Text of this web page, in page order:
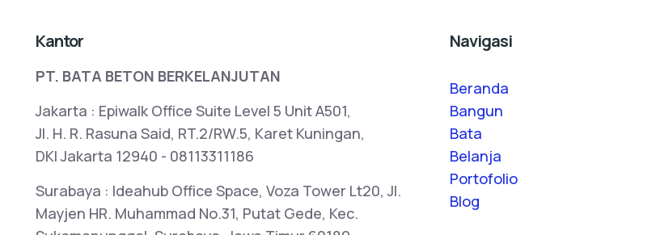
Kantor
PT. BATA BETON BERKELANJUTAN
Jakarta : Epiwalk Office Suite Level 5 Unit A501,
Jl. H. R. Rasuna Said, RT.2/RW.5, Karet Kuningan,
DKI Jakarta 12940 - 08113311186
Surabaya : Ideahub Office Space, Voza Tower Lt20, Jl.
Mayjen HR. Muhammad No.31, Putat Gede, Kec.
Navigasi
Beranda
Bangun
Bata
Belanja
Portofolio
Blog